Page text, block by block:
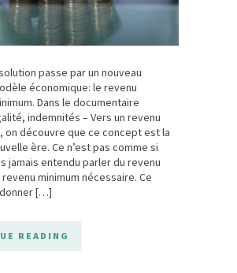
passe par un nouveau
économique: le revenu
Dans le documentaire
indemnités – Vers un revenu
on découvre que ce concept est la
ère. Ce n’est pas comme si
jamais entendu parler du revenu
minimum nécessaire. Ce
[…]
READING